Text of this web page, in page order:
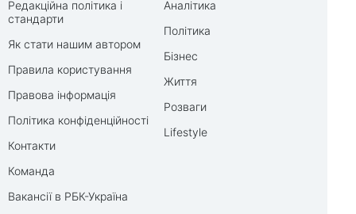
Редакційна політика і
стандарти
Як стати нашим автором
Правила користування
Правова інформація
Політика конфіденційності
Контакти
Команда
Вакансії в РБК-Україна
Аналітика
Політика
Бізнес
Життя
Розваги
Lifestyle